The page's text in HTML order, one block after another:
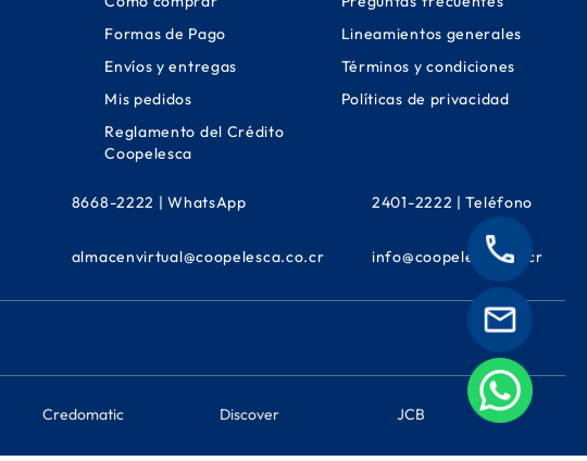
Formas de Pago
Envíos y entregas
Mis pedidos
Reglamento del Crédito
Coopelesca
Lineamientos generales
Términos y condiciones
Políticas de privacidad
8668-2222 | WhatsApp
almacenvirtual@coopelesca.co.cr
2401-2222 | Teléfono
info@coopelesca.co.cr
Credomatic Discover JCB